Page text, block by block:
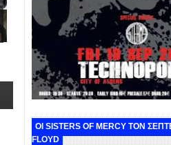
ΟΙ SISTERS OF MERCY ΤΟΝ
FLOYD